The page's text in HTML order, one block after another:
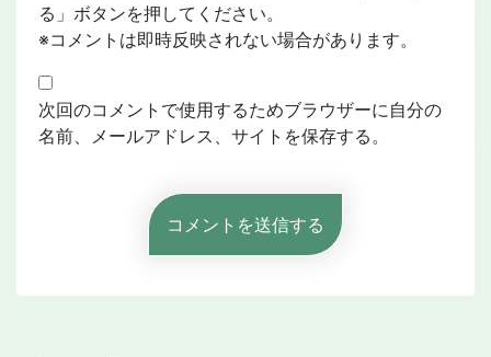
る」ボタンを押してください。
※コメントは即時反映されない場合があります。
次回のコメントで使用するためブラウザーに自分の
名前、メールアドレス、サイトを保存する。